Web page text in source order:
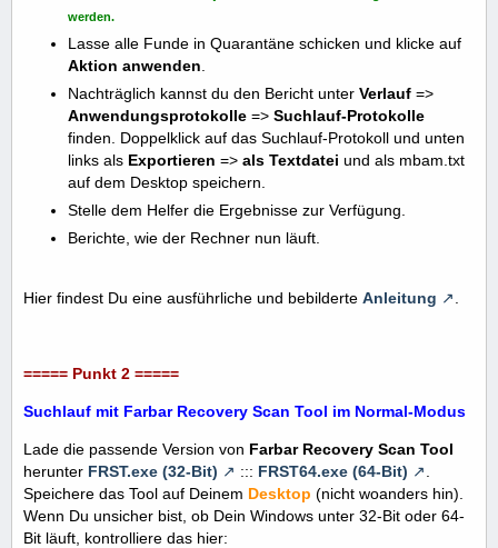
werden.
Lasse alle Funde in Quarantäne schicken und klicke auf
Aktion anwenden
Nachträglich kannst du den Bericht unter Verlauf =>
Anwendungsprotokolle => Suchlauf-Protokolle
finden. Doppelklick auf das Suchlauf-Protokoll und unten
links als Exportieren => als Textdatei und als mbam.txt
auf dem Desktop speichern.
Stelle dem Helfer die Ergebnisse zur Verfügung.
Berichte, wie der Rechner nun läuft.
Hier findest Du eine ausführliche und bebilderte Anleitung
===== Punkt 2 =====
Suchlauf mit Farbar Recovery Scan Tool im Normal-Modus
Lade die passende Version von Farbar Recovery Scan Tool
herunter FRST.exe (32-Bit) ::: FRST64.exe (64-Bit)
Speichere das Tool auf Deinem Desktop (nicht woanders hin).
Wenn Du unsicher bist, ob Dein Windows unter 32-Bit oder 64-
Bit läuft, kontrolliere das hier: